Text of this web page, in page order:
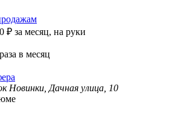
₽ за месяц, на руки
в месяц
Новинки, Дачная улица, 10